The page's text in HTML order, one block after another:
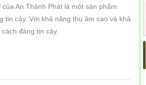
của An Thành Phát là một sản phẩm
tin cậy. Với khả năng thu âm cao và khả
đáng tin cậy.